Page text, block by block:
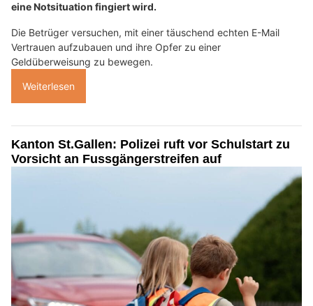
eine Notsituation fingiert wird.
Die Betrüger versuchen, mit einer täuschend echten E-Mail
Vertrauen aufzubauen und ihre Opfer zu einer
Geldüberweisung zu bewegen.
Weiterlesen
Kanton St.Gallen: Polizei ruft vor Schulstart zu
Vorsicht an Fussgängerstreifen auf